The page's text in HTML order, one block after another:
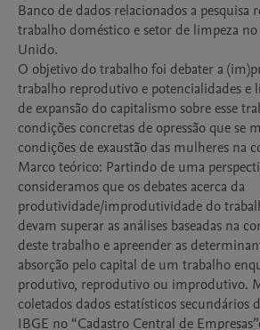
Banco de dados relacionados a pesquisa
trabalho doméstico e setor de limpeza
Unido.
O objetivo do trabalho foi debater a
trabalho reprodutivo e potencialidades e
de expansão do capitalismo sobre esse
condições concretas de opressão que se
condições de exaustão das mulheres na
Marco teórico: Partindo de uma
consideramos que os debates acerca da
produtividade/improdutividade do
devam superar as análises baseadas na
deste trabalho e apreender as
absorção pelo capital de um trabalho
produtivo, reprodutivo ou improdutivo.
coletados dados estatísticos secundários
IBGE no “Cadastro Central de